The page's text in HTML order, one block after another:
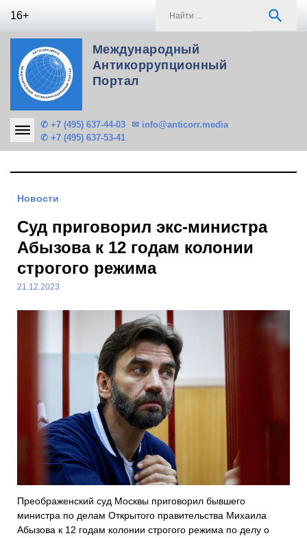
16+ search
Международный
Антикоррупционный
Портал
✆ +7 (495) 637-44-03
✆ +7 (495) 637-53-41
✉ info@anticorr.media
Новости
Суд приговорил экс-министра
Абызова к 12 годам колонии
строгого режима
21.12.2023
Преображенский суд Москвы приговорил бывшего
министра по делам Открытого правительства Михаила
Абызова к 12 годам колонии строгого режима по делу о